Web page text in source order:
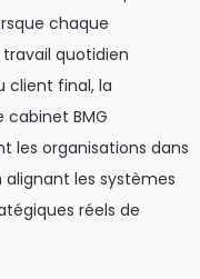
chaque
quotidien
client final, la
cabinet BMG
les organisations dans
les systèmes
réels de